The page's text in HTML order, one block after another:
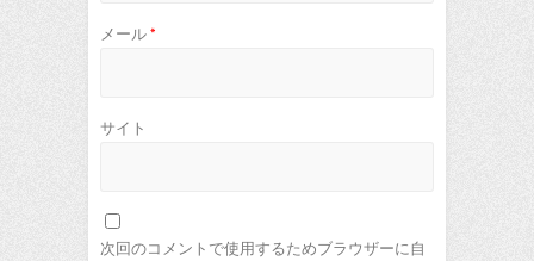
メール*
サイト
次回のコメントで使用するためブラウザーに自